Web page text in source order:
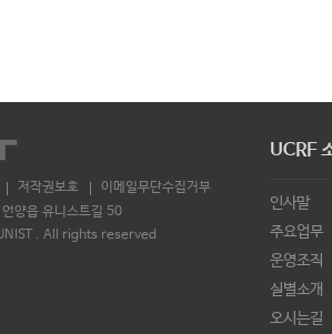
저작권보호
이메일무단수집거부
양읍 유니스트길 50
. All rights reserved
UCRF
인사말
주요업무
운영조직
실별소개
오시는길